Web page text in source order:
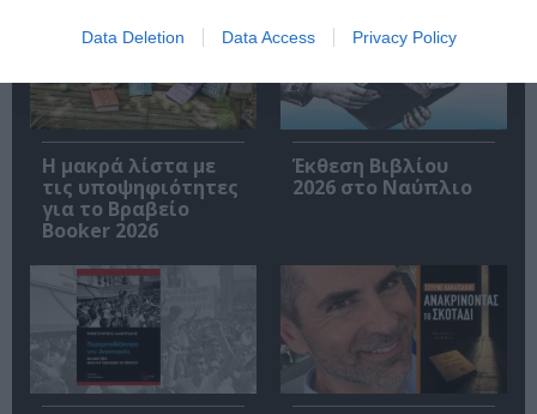
Data Deletion Data Access Privacy Policy
Η μακρά λίστα με
τις υποψηφιότητες
για το Βραβείο
Booker 2026
Έκθεση Βιβλίου
2026 στο Ναύπλιο